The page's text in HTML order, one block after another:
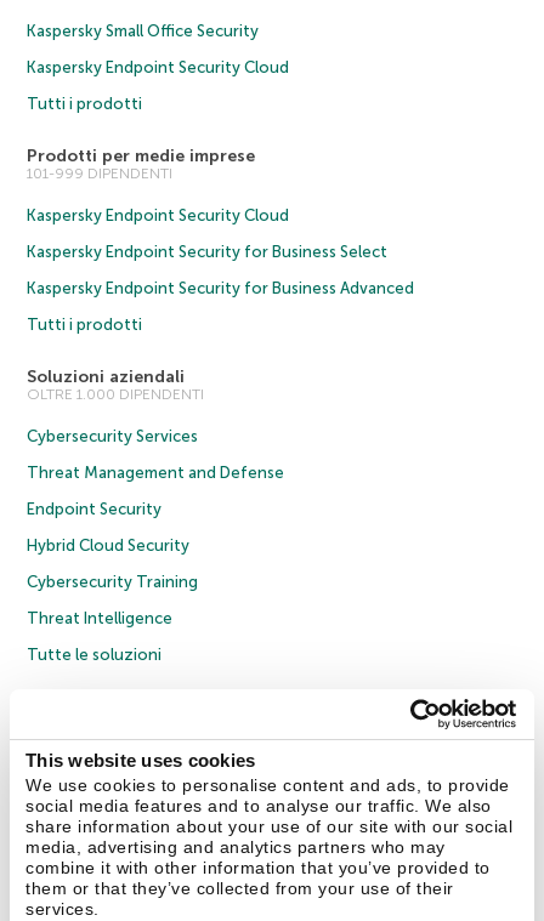
This website uses cookies
We use cookies to personalise content and ads, to provide
social media features and to analyse our traffic. We also
share information about your use of our site with our social
media, advertising and analytics partners who may
combine it with other information that you’ve provided to
them or that they’ve collected from your use of their
services.
Kaspersky Small Office Security
Kaspersky Endpoint Security Cloud
Tutti i prodotti
Prodotti per medie imprese
101-999 DIPENDENTI
Kaspersky Endpoint Security Cloud
Kaspersky Endpoint Security for Business Select
Kaspersky Endpoint Security for Business Advanced
Tutti i prodotti
Soluzioni aziendali
OLTRE 1.000 DIPENDENTI
Cybersecurity Services
Threat Management and Defense
Endpoint Security
Hybrid Cloud Security
Cybersecurity Training
Threat Intelligence
Tutte le soluzioni
Informativa sulla privacy
Cookies
Contatti Chi siamo Partner Blog Centro risorse Comunicati stampa
Securelist Eugene Personal Blog Encyclopedia